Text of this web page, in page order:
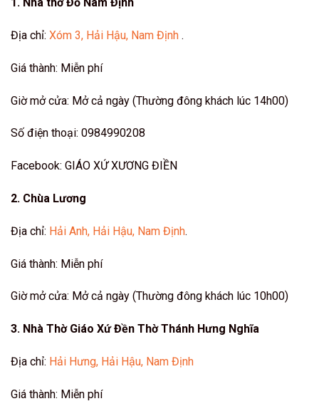
Địa chỉ: Xóm 3, Hải Hậu, Nam Định .
Giá thành: Miễn phí
Giờ mở cửa: Mở cả ngày (Thường đông khách lúc 14h00)
Số điện thoại: 0984990208
Facebook: GIÁO XỨ XƯƠNG ĐIỀN
2. Chùa Lương
Địa chỉ: Hải Anh, Hải Hậu, Nam Định.
Giá thành: Miễn phí
Giờ mở cửa: Mở cả ngày (Thường đông khách lúc 10h00)
3. Nhà Thờ Giáo Xứ Đền Thờ Thánh Hưng Nghĩa
Địa chỉ: Hải Hưng, Hải Hậu, Nam Định
Giá thành: Miễn phí